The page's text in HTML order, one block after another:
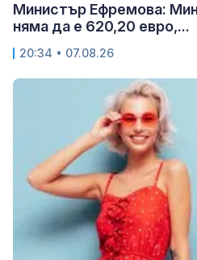
Министър Ефремова:
няма да е 620,20 евро,...
20:34 • 07.08.26